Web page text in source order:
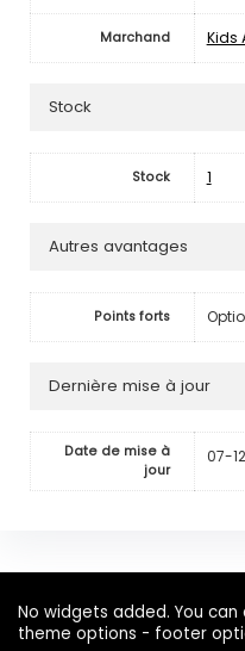
Marchand Kids
Stock
Stock 1
Autres avantages
Points forts
Dernière mise à jour
Date de mise à
jour
07-
No widgets added. You
theme options - footer